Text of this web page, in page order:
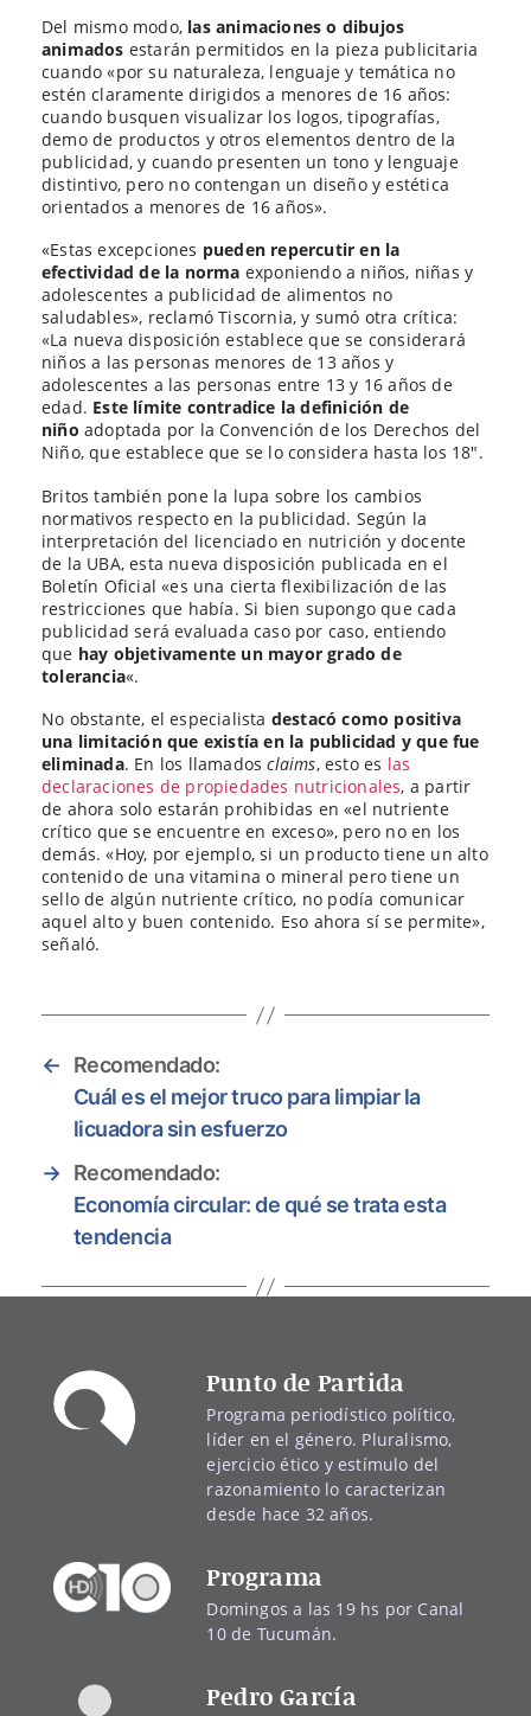
Del mismo modo, las animaciones o dibujos
animados estarán permitidos en la pieza publicitaria
cuando «por su naturaleza, lenguaje y temática no
estén claramente dirigidos a menores de 16 años:
cuando busquen visualizar los logos, tipografías,
demo de productos y otros elementos dentro de la
publicidad, y cuando presenten un tono y lenguaje
distintivo, pero no contengan un diseño y estética
orientados a menores de 16 años».
«Estas excepciones pueden repercutir en la
efectividad de la norma exponiendo a niños, niñas y
adolescentes a publicidad de alimentos no
saludables», reclamó Tiscornia, y sumó otra crítica:
«La nueva disposición establece que se considerará
niños a las personas menores de 13 años y
adolescentes a las personas entre 13 y 16 años de
edad. Este límite contradice la definición de
niño adoptada por la Convención de los Derechos del
Niño, que establece que se lo considera hasta los 18″.
Britos también pone la lupa sobre los cambios
normativos respecto en la publicidad. Según la
interpretación del licenciado en nutrición y docente
de la UBA, esta nueva disposición publicada en el
Boletín Oficial «es una cierta flexibilización de las
restricciones que había. Si bien supongo que cada
publicidad será evaluada caso por caso, entiendo
que hay objetivamente un mayor grado de
tolerancia«.
No obstante, el especialista destacó como positiva
una limitación que existía en la publicidad y que fue
eliminada. En los llamadosclaims, esto es las
declaraciones de propiedades nutricionales, a partir
de ahora solo estarán prohibidas en «el nutriente
crítico que se encuentre en exceso», pero no en los
demás. «Hoy, por ejemplo, si un producto tiene un alto
contenido de una vitamina o mineral pero tiene un
sello de algún nutriente crítico, no podía comunicar
aquel alto y buen contenido. Eso ahora sí se permite»,
señaló.
←
Recomendado:
Cuál es el mejor truco para limpiar la
licuadora sin esfuerzo
→ Recomendado:
Economía circular: de qué se trata esta
tendencia
Punto de Partida
Programa periodístico político,
líder en el género. Pluralismo,
ejercicio ético y estímulo del
razonamiento lo caracterizan
desde hace 32 años.
Programa
Domingos a las 19 hs por Canal
10 de Tucumán.
Pedro García